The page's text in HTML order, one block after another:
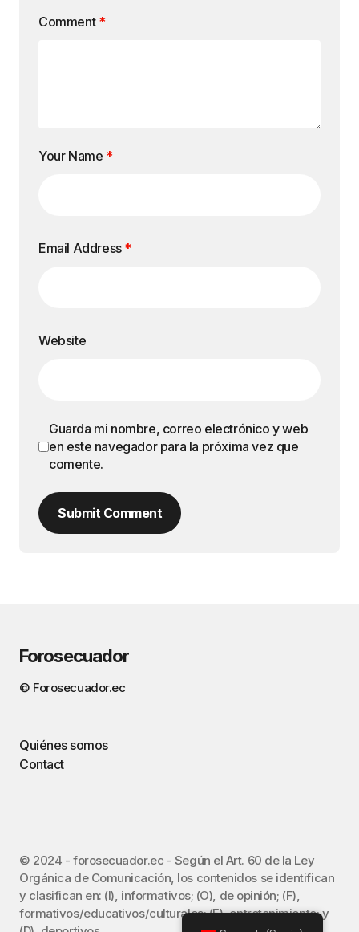
Comment *
Your Name *
Email Address *
Website
Guarda mi nombre, correo electrónico y web
en este navegador para la próxima vez que
comente.
Submit Comment
Forosecuador
© Forosecuador.ec
Quiénes somos
Contact
©️ 2024 - forosecuador.ec - Según el Art. 60 de la Ley
Orgánica de Comunicación, los contenidos se identifican
y clasifican en: (I), informativos; (O), de opinión; (F),
formativos/educativos/culturales; (E), entretenimiento; y